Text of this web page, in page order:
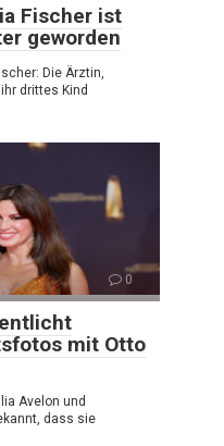
Fischer ist
geworden
Die Ärztin,
drittes Kind
0
mit Otto
Avelon und
dass sie